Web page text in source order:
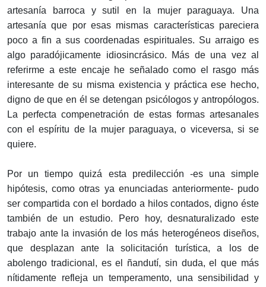
artesanía barroca y sutil en la mujer paraguaya. Una
artesanía que por esas mismas características pareciera
poco a fin a sus coordenadas espirituales. Su arraigo es
algo paradójicamente idiosincrásico. Más de una vez al
referirme a este encaje he señalado como el rasgo más
interesante de su misma existencia y práctica ese hecho,
digno de que en él se detengan psicólogos y antropólogos.
La perfecta compenetración de estas formas artesanales
con el espíritu de la mujer paraguaya, o viceversa, si se
quiere.
Por un tiempo quizá esta predilección -es una simple
hipótesis, como otras ya enunciadas anteriormente- pudo
ser compartida con el bordado a hilos contados, digno éste
también de un estudio. Pero hoy, desnaturalizado este
trabajo ante la invasión de los más heterogéneos diseños,
que desplazan ante la solicitación turística, a los de
abolengo tradicional, es el ñandutí, sin duda, el que más
nítidamente refleja un temperamento, una sensibilidad y